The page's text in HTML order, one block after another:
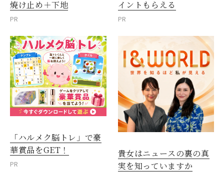
焼け止め＋下地
PR
イントもらえる
PR
「ハルメク脳トレ」で豪
華賞品をGET！
PR
貴女はニュースの裏の真
実を知っていますか